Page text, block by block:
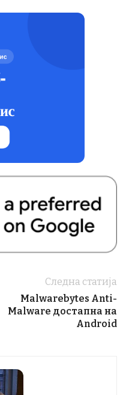
Следна статија
Malwarebytes Anti-
Malware достапна на
Android